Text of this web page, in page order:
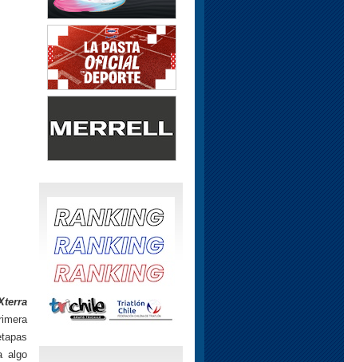
algo